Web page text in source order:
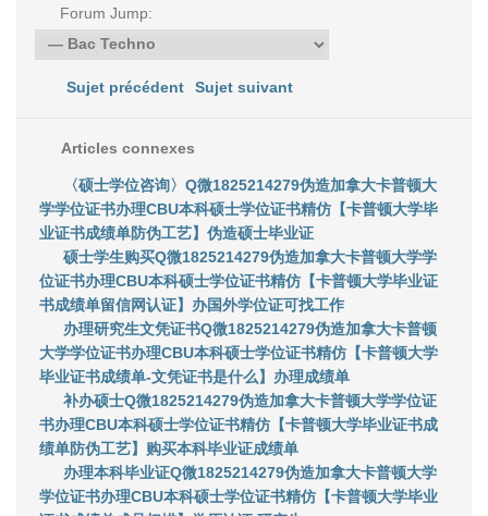
Forum Jump:
Sujet précédent Sujet suivant
Articles connexes
〈硕士学位咨询〉Q微1825214279伪造加拿大卡普顿大
学学位证书办理CBU本科硕士学位证书精仿【卡普顿大学毕
业证书成绩单防伪工艺】伪造硕士毕业证
硕士学生购买Q微1825214279伪造加拿大卡普顿大学学
位证书办理CBU本科硕士学位证书精仿【卡普顿大学毕业证
书成绩单留信网认证】办国外学位证可找工作
办理研究生文凭证书Q微1825214279伪造加拿大卡普顿
大学学位证书办理CBU本科硕士学位证书精仿【卡普顿大学
毕业证书成绩单-文凭证书是什么】办理成绩单
补办硕士Q微1825214279伪造加拿大卡普顿大学学位证
书办理CBU本科硕士学位证书精仿【卡普顿大学毕业证书成
绩单防伪工艺】购买本科毕业证成绩单
办理本科毕业证Q微1825214279伪造加拿大卡普顿大学
学位证书办理CBU本科硕士学位证书精仿【卡普顿大学毕业